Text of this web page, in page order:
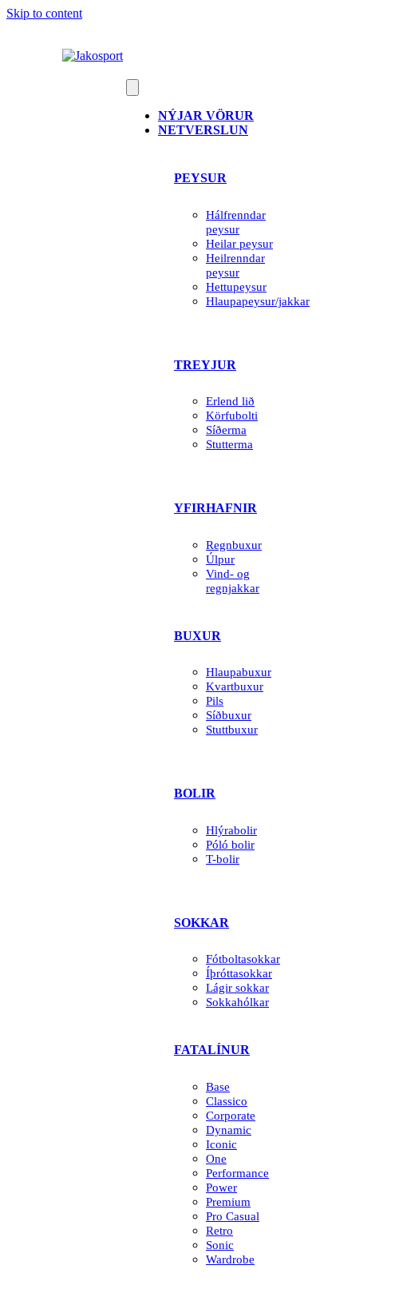
Skip to content
NÝJAR VÖRUR
NETVERSLUN
PEYSUR
Hálfrenndar
peysur
Heilar peysur
Heilrenndar
peysur
Hettupeysur
Hlaupapeysur/jakkar
TREYJUR
Erlend lið
Körfubolti
Síðerma
Stutterma
YFIRHAFNIR
Regnbuxur
Úlpur
Vind- og
regnjakkar
BUXUR
Hlaupabuxur
Kvartbuxur
Pils
Síðbuxur
Stuttbuxur
BOLIR
Hlýrabolir
Póló bolir
T-bolir
SOKKAR
Fótboltasokkar
Íþróttasokkar
Lágir sokkar
Sokkahólkar
FATALÍNUR
Base
Classico
Corporate
Dynamic
Iconic
One
Performance
Power
Premium
Pro Casual
Retro
Sonic
Wardrobe